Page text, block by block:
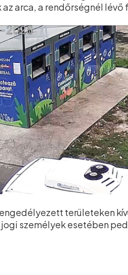
arca, a rendőrségnél
területeken
személyek esetében